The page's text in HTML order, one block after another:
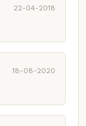
22-04-2018
18-08-2020